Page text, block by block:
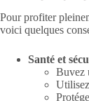
Pour profiter
voici quelques
Santé et
Buvez